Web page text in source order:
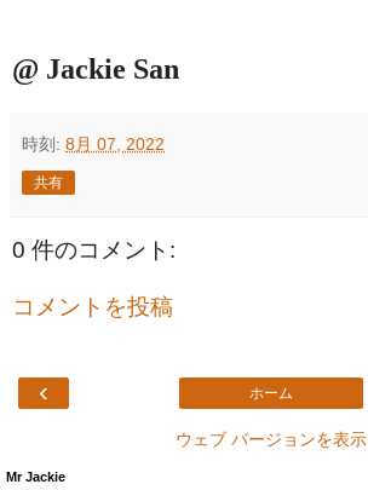
@ Jackie San
時刻: 8月 07, 2022
共有
0 件のコメント:
コメントを投稿
‹ ホーム
ウェブ バージョンを表示
Mr Jackie